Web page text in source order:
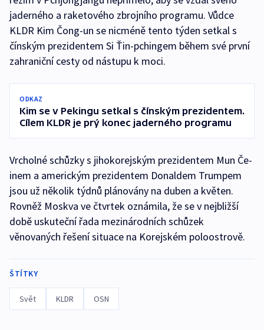
jaderného a raketového zbrojního programu. Vůdce
KLDR Kim Čong-un se nicméně tento týden setkal s
čínským prezidentem Si Ťin-pchingem během své první
zahraniční cesty od nástupu k moci.
ODKAZ
Kim se v Pekingu setkal s čínským prezidentem.
Cílem KLDR je prý konec jaderného programu
Vrcholné schůzky s jihokorejským prezidentem Mun Če-
inem a americkým prezidentem Donaldem Trumpem
jsou už několik týdnů plánovány na duben a květen.
Rovněž Moskva ve čtvrtek oznámila, že se v nejbližší
době uskuteční řada mezinárodních schůzek
věnovaných řešení situace na Korejském poloostrově.
ŠTÍTKY
Svět KLDR OSN